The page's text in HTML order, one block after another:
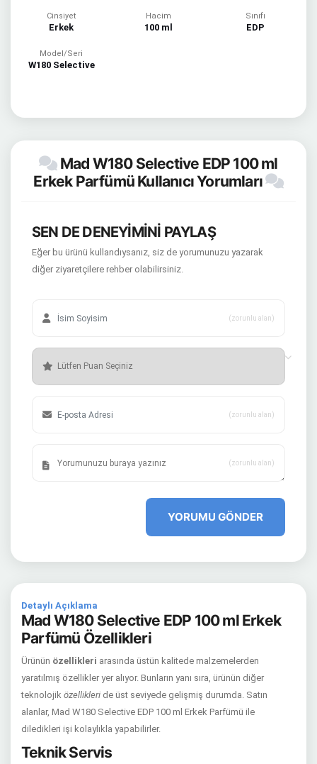
Cinsiyet
Erkek
Hacim
100 ml
Sınıfı
EDP
Model/Seri
W180 Selective
Mad W180 Selective EDP 100 ml
Erkek Parfümü Kullanıcı Yorumları
SEN DE DENEYİMİNİ PAYLAŞ
Eğer bu ürünü kullandıysanız, siz de yorumunuzu yazarak
diğer ziyaretçilere rehber olabilirsiniz.
(zorunlu alan)
(zorunlu alan)
(zorunlu alan)
YORUMU GÖNDER
Detaylı Açıklama
Mad W180 Selective EDP 100 ml Erkek
Parfümü Özellikleri
Ürünün özellikleri arasında üstün kalitede malzemelerden
yaratılmış özellikler yer alıyor. Bunların yanı sıra, ürünün diğer
teknolojik özellikleri de üst seviyede gelişmiş durumda. Satın
alanlar, Mad W180 Selective EDP 100 ml Erkek Parfümü ile
diledikleri işi kolaylıkla yapabilirler.
Teknik Servis